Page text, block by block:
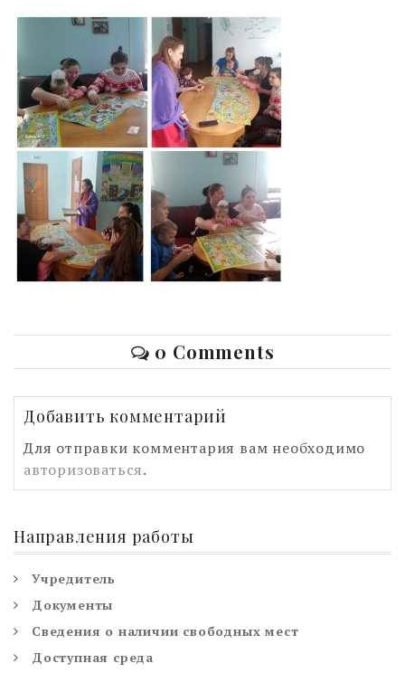
0 Comments
Добавить комментарий
Для отправки комментария вам необходимо
авторизоваться.
Направления работы
Учредитель
Документы
Сведения о наличии свободных мест
Доступная среда